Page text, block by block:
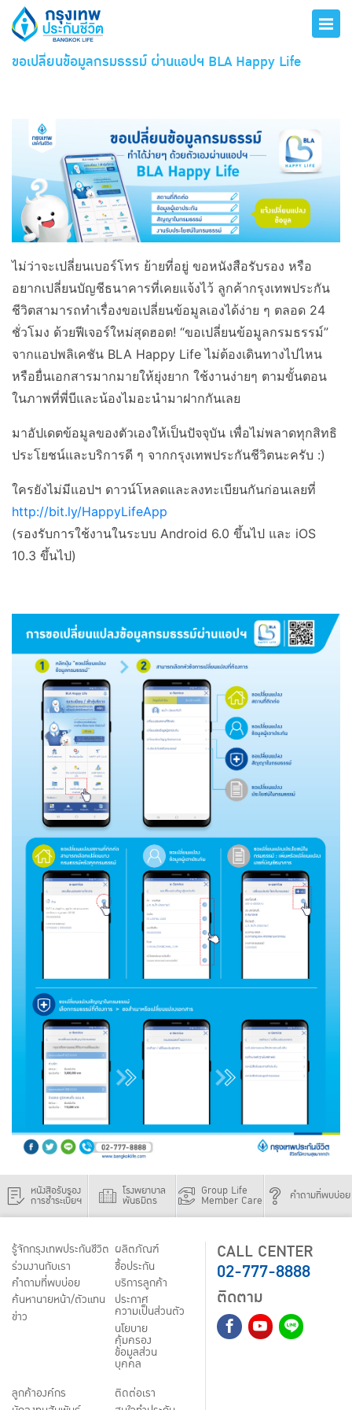
ขอเปลี่ยนข้อมูลกรมธรรม์ ผ่านแอปฯ BLA Happy Life
ไม่ว่าจะเปลี่ยนเบอร์โทร ย้ายที่อยู่ ขอหนังสือรับรอง หรือ
อยากเปลี่ยนบัญชีธนาคารที่เคยแจ้งไว้ ลูกค้ากรุงเทพประกัน
ชีวิตสามารถทำเรื่องขอเปลี่ยนข้อมูลเองได้ง่าย ๆ ตลอด 24
ชั่วโมง ด้วยฟีเจอร์ใหม่สุดฮอต! “ขอเปลี่ยนข้อมูลกรมธรรม์”
จากแอปพลิเคชัน BLA Happy Life ไม่ต้องเดินทางไปไหน
หรือยื่นเอกสารมากมายให้ยุ่งยาก ใช้งานง่ายๆ ตามขั้นตอน
ในภาพที่พี่บีและน้องไมอะนำมาฝากกันเลย
มาอัปเดตข้อมูลของตัวเองให้เป็นปัจจุบัน เพื่อไม่พลาดทุกสิทธิ
ประโยชน์และบริการดี ๆ จากกรุงเทพประกันชีวิตนะครับ :)
ใครยังไม่มีแอปฯ ดาวน์โหลดและลงทะเบียนกันก่อนเลยที่
http://bit.ly/HappyLifeApp
(รองรับการใช้งานในระบบ Android 6.0 ขึ้นไป และ iOS
10.3 ขึ้นไป)
หนังสือรับรอง
การชำระเบี้ยฯ
โรงพยาบาล
พันธมิตร
Group Life
Member Care คำถามที่พบบ่อย
รู้จักกรุงเทพประกันชีวิต
ร่วมงานกับเรา
คำถามที่พบบ่อย
ค้นหานายหน้า/ตัวแทน
ข่าว
ผลิตภัณฑ์
ชื้อประกัน
บริการลูกค้า
ประกาศ
ความเป็นส่วนตัว
นโยบาย
คุ้มครอง
ข้อมูลส่วน
บุคคล
ลูกค้าองค์กร
ติดต่อเรา
CALL CENTER
02-777-8888
ติดตาม